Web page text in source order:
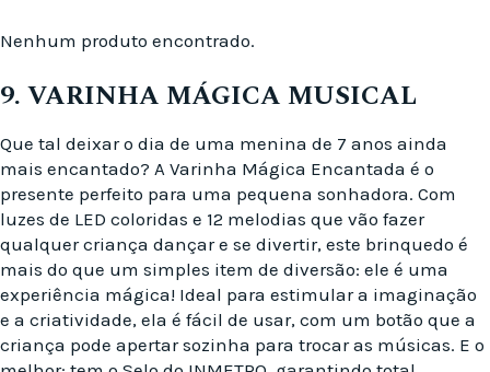
Nenhum produto encontrado.
9. VARINHA MÁGICA MUSICAL
Que tal deixar o dia de uma menina de 7 anos ainda
mais encantado? A Varinha Mágica Encantada é o
presente perfeito para uma pequena sonhadora. Com
luzes de LED coloridas e 12 melodias que vão fazer
qualquer criança dançar e se divertir, este brinquedo é
mais do que um simples item de diversão: ele é uma
experiência mágica! Ideal para estimular a imaginação
e a criatividade, ela é fácil de usar, com um botão que a
criança pode apertar sozinha para trocar as músicas. E o